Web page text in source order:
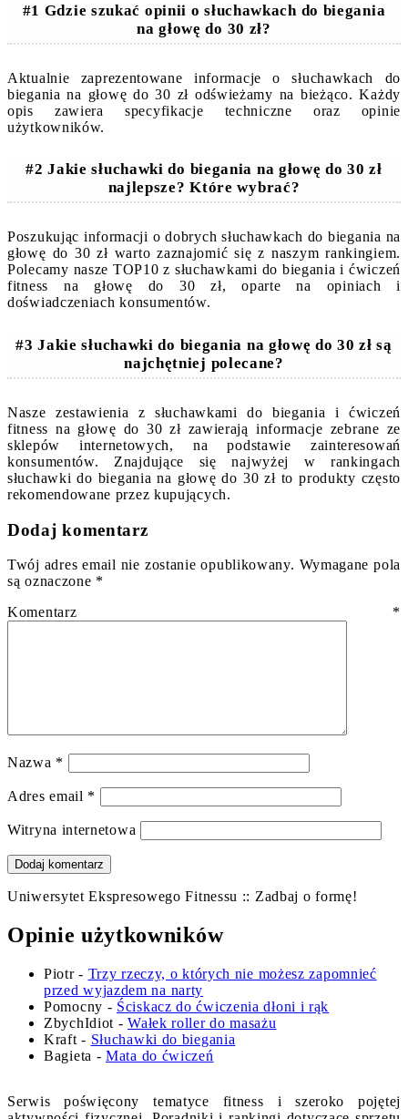
#1 Gdzie szukać opinii o słuchawkach do biegania
na głowę do 30 zł?
Aktualnie zaprezentowane informacje o słuchawkach do
biegania na głowę do 30 zł odświeżamy na bieżąco. Każdy
opis zawiera specyfikacje techniczne oraz opinie
użytkowników.
#2 Jakie słuchawki do biegania na głowę do 30 zł
najlepsze? Które wybrać?
Poszukując informacji o dobrych słuchawkach do biegania na
głowę do 30 zł warto zaznajomić się z naszym rankingiem.
Polecamy nasze TOP10 z słuchawkami do biegania i ćwiczeń
fitness na głowę do 30 zł, oparte na opiniach i
doświadczeniach konsumentów.
#3 Jakie słuchawki do biegania na głowę do 30 zł są
najchętniej polecane?
Nasze zestawienia z słuchawkami do biegania i ćwiczeń
fitness na głowę do 30 zł zawierają informacje zebrane ze
sklepów internetowych, na podstawie zainteresowań
konsumentów. Znajdujące się najwyżej w rankingach
słuchawki do biegania na głowę do 30 zł to produkty często
rekomendowane przez kupujących.
Dodaj komentarz
Twój adres email nie zostanie opublikowany. Wymagane pola
są oznaczone *
Komentarz *
Nazwa *
Adres email *
Witryna internetowa
Uniwersytet Ekspresowego Fitnessu :: Zadbaj o formę!
Opinie użytkowników
Piotr- Trzy rzeczy, o których nie możesz zapomnieć
przed wyjazdem na narty
Pomocny - Ściskacz do ćwiczenia dłoni i rąk
ZbychIdiot -Wałek roller do masażu
Kraft - Słuchawki do biegania
Bagieta -Mata do ćwiczeń
Serwis poświęcony tematyce fitness i szeroko pojętej